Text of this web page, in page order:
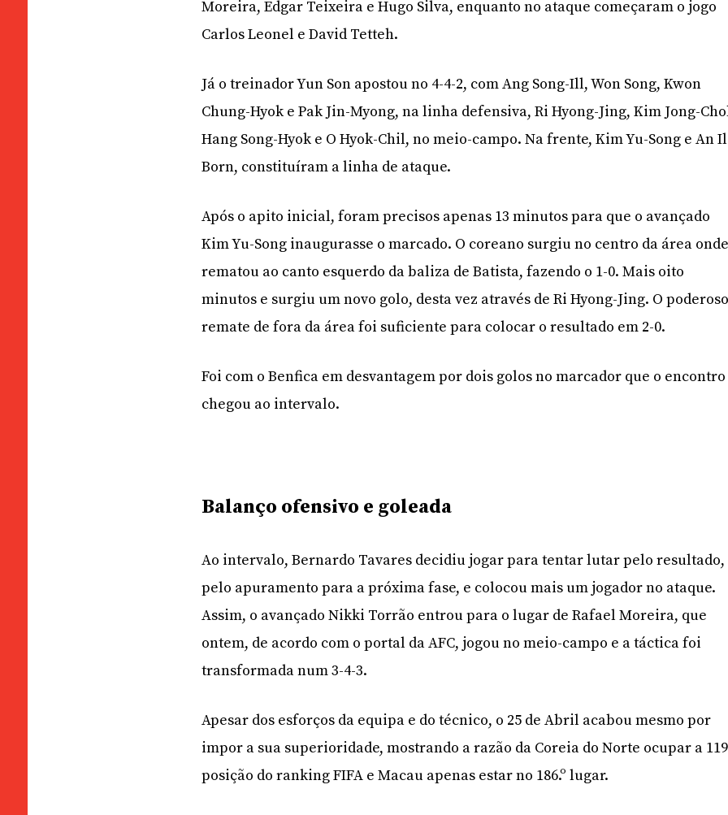
Moreira, Edgar Teixeira e Hugo Silva, enquanto no ataque começaram o jogo
Carlos Leonel e David Tetteh.
Já o treinador Yun Son apostou no 4-4-2, com Ang Song-Ill, Won Song, Kwon
Chung-Hyok e Pak Jin-Myong, na linha defensiva, Ri Hyong-Jing, Kim Jong-
Hang Song-Hyok e O Hyok-Chil, no meio-campo. Na frente, Kim Yu-Song e An Il
Born, constituíram a linha de ataque.
Após o apito inicial, foram precisos apenas 13 minutos para que o avançado
Kim Yu-Song inaugurasse o marcado. O coreano surgiu no centro da área
rematou ao canto esquerdo da baliza de Batista, fazendo o 1-0. Mais oito
minutos e surgiu um novo golo, desta vez através de Ri Hyong-Jing. O
remate de fora da área foi suficiente para colocar o resultado em 2-0.
Foi com o Benfica em desvantagem por dois golos no marcador que o encontro
chegou ao intervalo.
Balanço ofensivo e goleada
Ao intervalo, Bernardo Tavares decidiu jogar para tentar lutar pelo resultado,
pelo apuramento para a próxima fase, e colocou mais um jogador no ataque.
Assim, o avançado Nikki Torrão entrou para o lugar de Rafael Moreira, que
ontem, de acordo com o portal da AFC, jogou no meio-campo e a táctica foi
transformada num 3-4-3.
Apesar dos esforços da equipa e do técnico, o 25 de Abril acabou mesmo por
impor a sua superioridade, mostrando a razão da Coreia do Norte ocupar a
posição do ranking FIFA e Macau apenas estar no 186.º lugar.